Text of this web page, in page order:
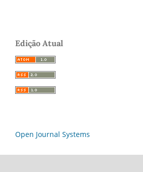
Edição Atual
Open Journal Systems